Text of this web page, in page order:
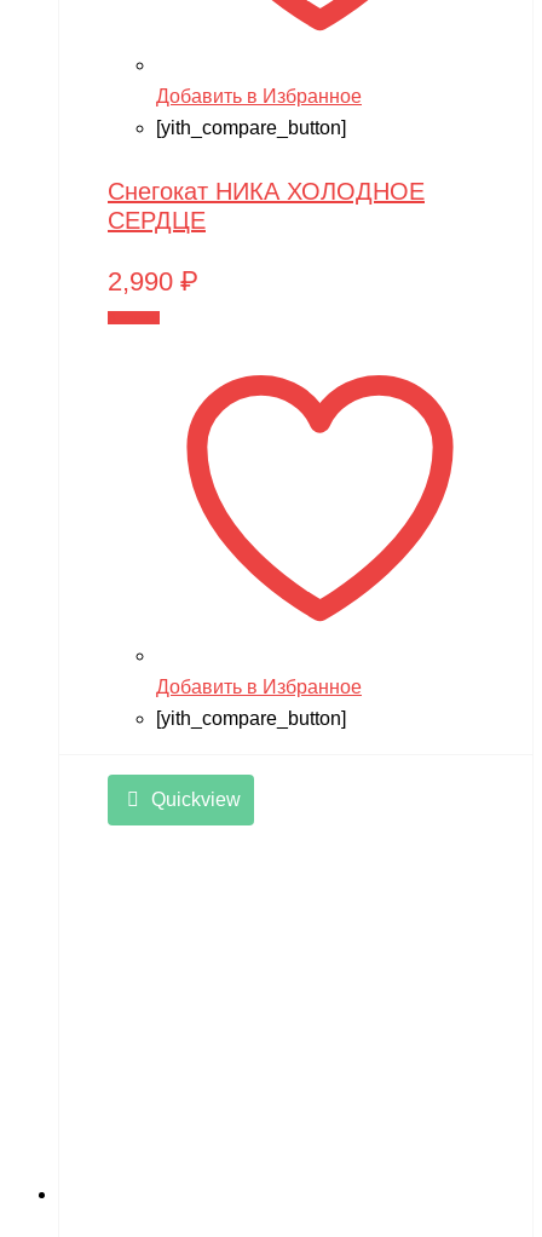
Добавить в Избранное
[yith_compare_button]
Снегокат НИКА ХОЛОДНОЕ
СЕРДЦЕ
2,990 ₽
Добавить в Избранное
[yith_compare_button]
Quickview